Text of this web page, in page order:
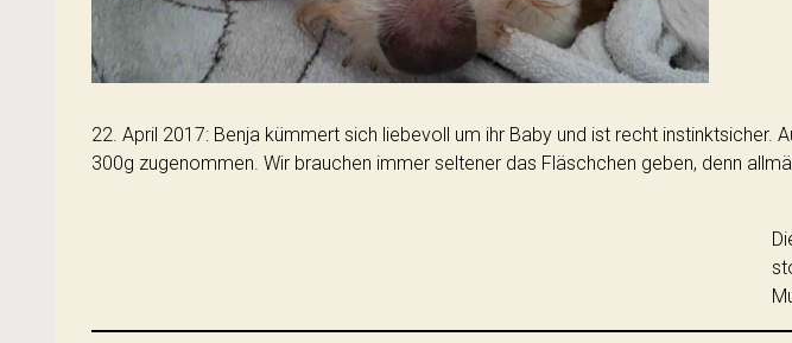
22. April 2017: Benja kümmert sich liebevoll um ihr Baby und ist recht
300g zugenommen. Wir brauchen immer seltener das Fläschchen geben, denn